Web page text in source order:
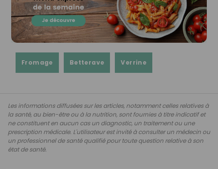
Fromage Betterave Verrine
Les informations diffusées sur les articles, notamment celles relatives à
la santé, au bien-être ou à la nutrition, sont fournies à titre indicatif et
ne constituent en aucun cas un diagnostic, un traitement ou une
prescription médicale. L'utilisateur est invité à consulter un médecin ou
un professionnel de santé qualifié pour toute question relative à son
état de santé.